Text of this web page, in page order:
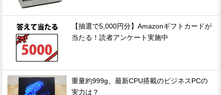
【抽選で5,000円分】Amazonギフトカードが
当たる！読者アンケート実施中
重量約999g、最新CPU搭載のビジネスPCの
実力は？